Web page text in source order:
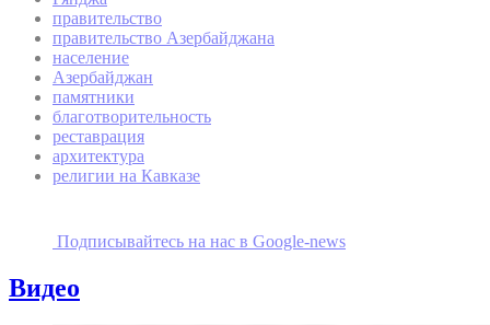
правительство
правительство Азербайджана
население
Азербайджан
памятники
благотворительность
реставрация
архитектура
религии на Кавказе
Подписывайтесь на наc в Google-news
Видео